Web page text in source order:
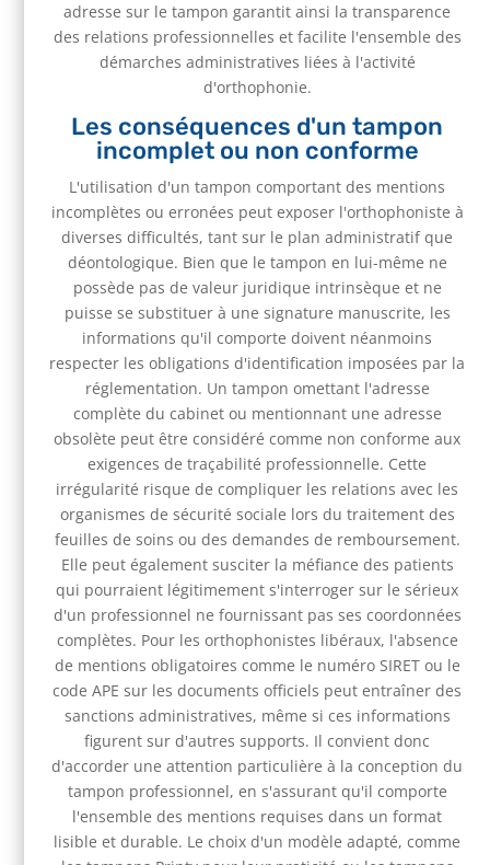
adresse sur le tampon garantit ainsi la transparence
des relations professionnelles et facilite l'ensemble des
démarches administratives liées à l'activité
d'orthophonie.
Les conséquences d'un tampon
incomplet ou non conforme
L'utilisation d'un tampon comportant des mentions
incomplètes ou erronées peut exposer l'orthophoniste à
diverses difficultés, tant sur le plan administratif que
déontologique. Bien que le tampon en lui-même ne
possède pas de valeur juridique intrinsèque et ne
puisse se substituer à une signature manuscrite, les
informations qu'il comporte doivent néanmoins
respecter les obligations d'identification imposées par la
réglementation. Un tampon omettant l'adresse
complète du cabinet ou mentionnant une adresse
obsolète peut être considéré comme non conforme aux
exigences de traçabilité professionnelle. Cette
irrégularité risque de compliquer les relations avec les
organismes de sécurité sociale lors du traitement des
feuilles de soins ou des demandes de remboursement.
Elle peut également susciter la méfiance des patients
qui pourraient légitimement s'interroger sur le sérieux
d'un professionnel ne fournissant pas ses coordonnées
complètes. Pour les orthophonistes libéraux, l'absence
de mentions obligatoires comme le numéro SIRET ou le
code APE sur les documents officiels peut entraîner des
sanctions administratives, même si ces informations
figurent sur d'autres supports. Il convient donc
d'accorder une attention particulière à la conception du
tampon professionnel, en s'assurant qu'il comporte
l'ensemble des mentions requises dans un format
lisible et durable. Le choix d'un modèle adapté, comme